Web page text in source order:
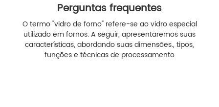
Perguntas frequentes
O termo "vidro de forno" refere-se ao vidro especial
utilizado em fornos. A seguir, apresentaremos suas
características, abordando suas dimensões., tipos,
funções e técnicas de processamento